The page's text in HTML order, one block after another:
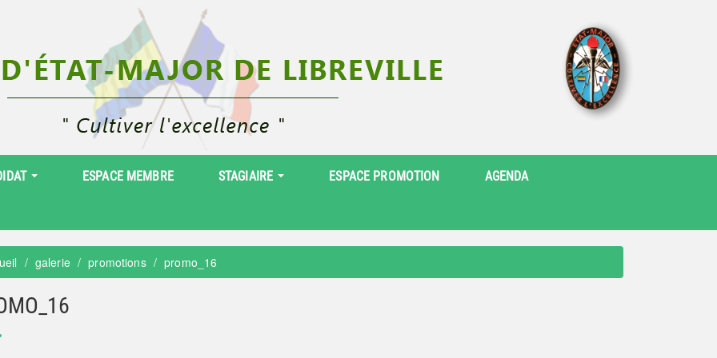
ESPACE MEMBRE STAGIAIRE ESPACE PROMOTION AGENDA
galerie promotions promo_16